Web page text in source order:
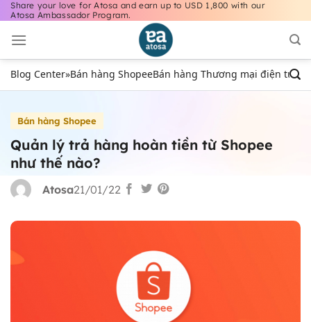
Bỏ
nội
dung
Share your love for Atosa and earn up to USD 1,800 with our
Atosa Ambassador Program.
Blog Center»Bán hàng ShopeeBán hàng Thương mại điện tử
Bán hàng Shopee
Quản lý trả hàng hoàn tiền từ Shopee
như thế nào?
Atosa21/01/22